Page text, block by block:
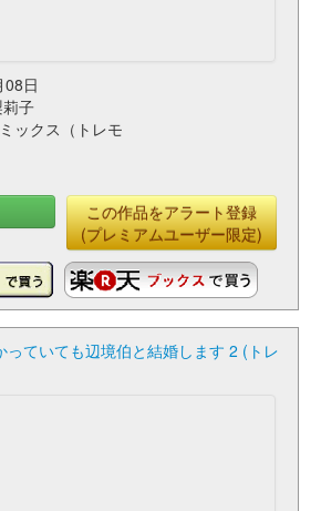
日
莉子
ックス（トレモ
この作品をアラート登録
(プレミアムユーザー限定)
っていても辺境伯と結婚します 2 (トレ